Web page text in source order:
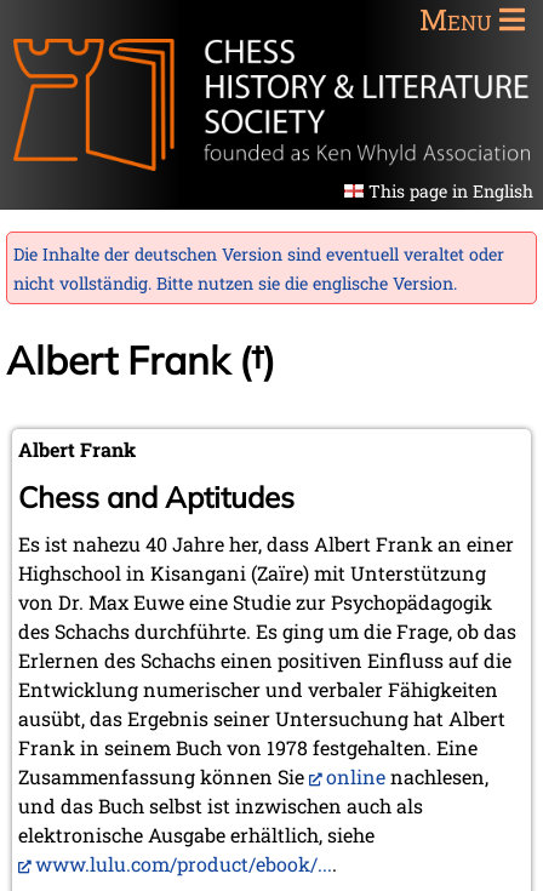
Menu
This page in English
Die Inhalte der deutschen Version sind eventuell veraltet oder
nicht vollständig. Bitte nutzen sie die englische Version.
Albert Frank (†)
Albert Frank
Chess and Aptitudes
Es ist nahezu 40 Jahre her, dass Albert Frank an einer
Highschool in Kisangani (Zaïre) mit Unterstützung
von Dr. Max Euwe eine Studie zur Psychopädagogik
des Schachs durchführte. Es ging um die Frage, ob das
Erlernen des Schachs einen positiven Einfluss auf die
Entwicklung numerischer und verbaler Fähigkeiten
ausübt, das Ergebnis seiner Untersuchung hat Albert
Frank in seinem Buch von 1978 festgehalten. Eine
Zusammenfassung können Sie
onlinenachlesen,
und das Buch selbst ist inzwischen auch als
elektronische Ausgabe erhältlich, siehe
www.lulu.com/product/ebook/....